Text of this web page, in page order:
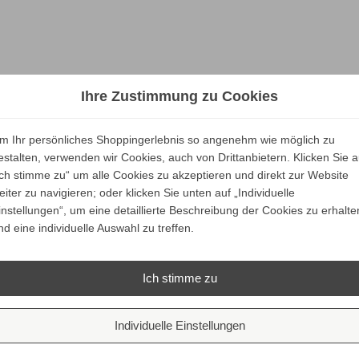
Ihre Zustimmung zu Cookies
Ihr persönliches Shoppingerlebnis so angenehm wie möglich zu
verwenden wir Cookies, auch von Drittanbietern. Klicken Sie
stimme zu“ um alle Cookies zu akzeptieren und direkt zur Website
zu navigieren; oder klicken Sie unten auf „Individuelle
um eine detaillierte Beschreibung der Cookies zu
eine individuelle Auswahl zu treffen.
Ich stimme zu
Individuelle Einstellungen